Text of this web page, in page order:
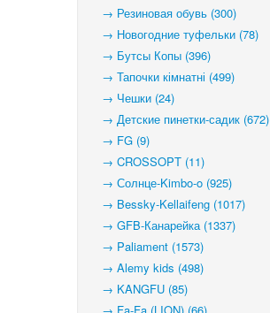
→ Резиновая обувь (300)
→ Новогодние туфельки (78)
→ Бутсы Копы (396)
→ Тапочки кімнатні (499)
→ Чешки (24)
→ Детские пинетки-садик (672)
→ FG (9)
→ CROSSOPT (11)
→ Солнце-Kimbo-o (925)
→ Bessky-Kellaifeng (1017)
→ GFB-Канарейка (1337)
→ Paliament (1573)
→ Alemy kids (498)
→ KANGFU (85)